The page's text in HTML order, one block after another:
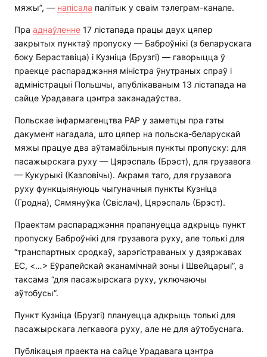
мяжы”, — напісала палітык у сваім тэлеграм-канале.
Пра аднаўленне 17 лістапада працы двух цяпер
закрытых пунктаў пропуску — Баброўнікі (з беларускага
боку Бераставіца) і Кузніца (Брузгі) — гаворыцца ў
праекце распараджэння міністра ўнутраных спраў і
адміністрацыі Польшчы, апублікаваным 13 лістапада на
сайце Урадавага цэнтра заканадаўства.
Польскае інфармагенцтва PAP у заметцы пра гэты
дакумент нагадала, што цяпер на польска-беларускай
мяжы працуе два аўтамабільныя пункты пропуску: для
пасажырскага руху — Цярэспаль (Брэст), для грузавога
— Кукурыкі (Казловічы). Акрамя таго, для грузавога
руху функцыянуюць чыгуначныя пункты Кузніца
(Гродна), Сямянуўка (Свіслач), Цярэспаль (Брэст).
Праектам распараджэння прапануецца адкрыць пункт
пропуску Баброўнікі для грузавога руху, але толькі для
“транспартных сродкаў, зарэгістраваных у дзяржавах
ЕС, <…> Еўрапейскай эканамічнай зоны і Швейцарыі”, а
таксама “для пасажырскага руху, уключаючы
аўтобусы”.
Пункт Кузніца (Брузгі) плануецца адкрыць толькі для
пасажырскага легкавога руху, але не для аўтобуснага.
Публікацыя праекта на сайце Урадавага цэнтра